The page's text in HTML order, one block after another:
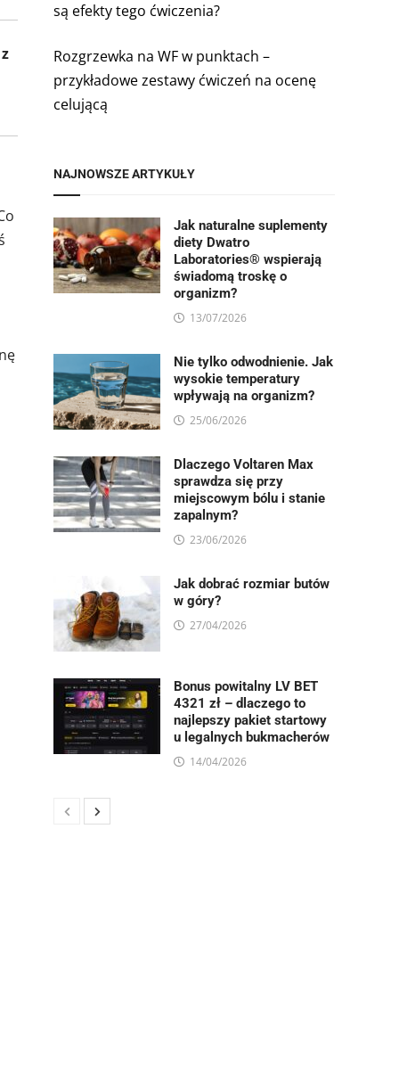
są efekty tego ćwiczenia?
Rozgrzewka na WF w punktach –
przykładowe zestawy ćwiczeń na ocenę
celującą
NAJNOWSZE ARTYKUŁY
Jak naturalne suplementy
diety Dwatro
Laboratories® wspierają
świadomą troskę o
organizm?
13/07/2026
Nie tylko odwodnienie. Jak
wysokie temperatury
wpływają na organizm?
25/06/2026
Dlaczego Voltaren Max
sprawdza się przy
miejscowym bólu i stanie
zapalnym?
23/06/2026
Jak dobrać rozmiar butów
w góry?
27/04/2026
Bonus powitalny LV BET
4321 zł – dlaczego to
najlepszy pakiet startowy
u legalnych bukmacherów
14/04/2026